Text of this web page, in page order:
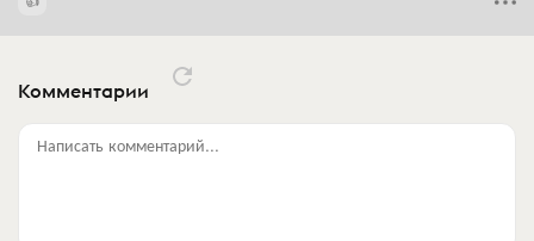
Комментарии
Написать комментарий...